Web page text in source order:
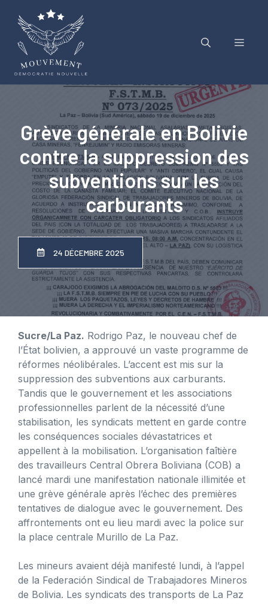
contenu
Menu
Grève générale en Bolivie
contre la suppression des
subventions sur les
carburants
24 DÉCEMBRE 2025
Sucre/La Paz. Rodrigo Paz, le nouveau chef de
l’État bolivien, a approuvé un vaste programme de
réformes néolibérales. L’accent est mis sur la
suppression des subventions aux carburants.
Tandis que le gouvernement et les associations
professionnelles parlent de la nécessité d’une
stabilisation, les syndicats mettent en garde contre
les conséquences sociales dévastatrices et
appellent à la mobilisation. L’organisation faîtière
des travailleurs Central Obrera Boliviana (COB) a
lancé mardi une manifestation nationale illimitée et
une grève générale après l’échec des premières
tentatives de dialogue avec le gouvernement. Des
affrontements ont eu lieu mardi avec la police sur
la place centrale Murillo de La Paz.
Les mineurs avaient déjà manifesté lundi, à l’appel
de la Federación Sindical de Trabajadores Mineros
de Bolivia. Les syndicats des transports de La Paz